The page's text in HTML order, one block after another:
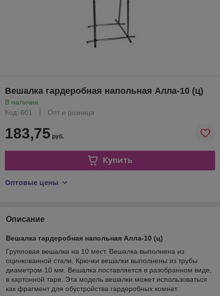
Вешалка гардеробная напольная Алла-10 (ц)
В наличии
Код: 601
Опт и розница
183,75 руб.
Купить
Оптовые цены
Описание
Вешалка гардеробная напольная Алла-10 (ц)
Групповая вешалка на 10 мест. Вешалка выполнена из
оцинкованной стали. Крючки вешалки выполнены из трубы
диаметром 10 мм. Вешалка поставляется в разобранном виде,
в картонной таре. Эта модель вешалки может использоваться
как фрагмент для обустройства гардеробных комнат.